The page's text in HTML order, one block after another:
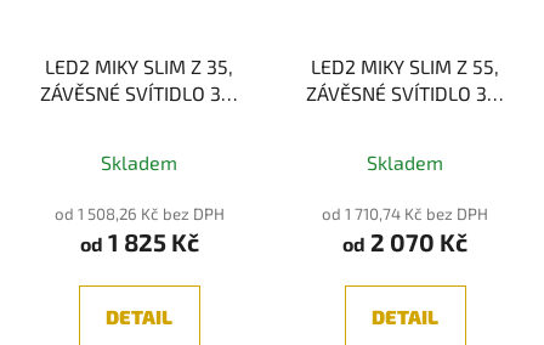
LED2 MIKY SLIM Z 35,
ZÁVĚSNÉ SVÍTIDLO 3W
hodnocení
produktu
je
z
Skladem
od 1 508,26 Kč bez DPH
od 1 825 Kč
DETAIL
LED2 MIKY SLIM Z 55,
ZÁVĚSNÉ SVÍTIDLO 3W
Skladem
od 1 710,74 Kč bez DPH
od 2 070 Kč
DETAIL